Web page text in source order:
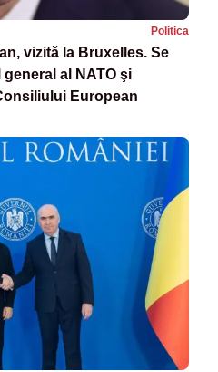
Politica
vizită la Bruxelles. Se
al NATO şi
European